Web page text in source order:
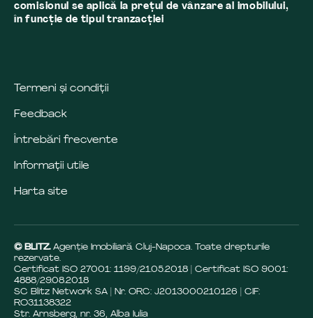
comisionul se aplică la preţul de vânzare al imobilului,
în funcţie de tipul tranzacţiei
Termeni și condiții
Feedback
Întrebări frecvente
Informații utile
Harta site
© BLITZ. Agenție Imobiliară Cluj-Napoca. Toate drepturile
rezervate.
Certificat ISO 27001: 1199/21.05.2018 | Certificat ISO 9001:
4888/29.08.2018
SC Blitz Network SA | Nr. ORC: J2013000210126 | CIF:
RO31138322
Str. Arnsberg, nr. 36, Alba Iulia